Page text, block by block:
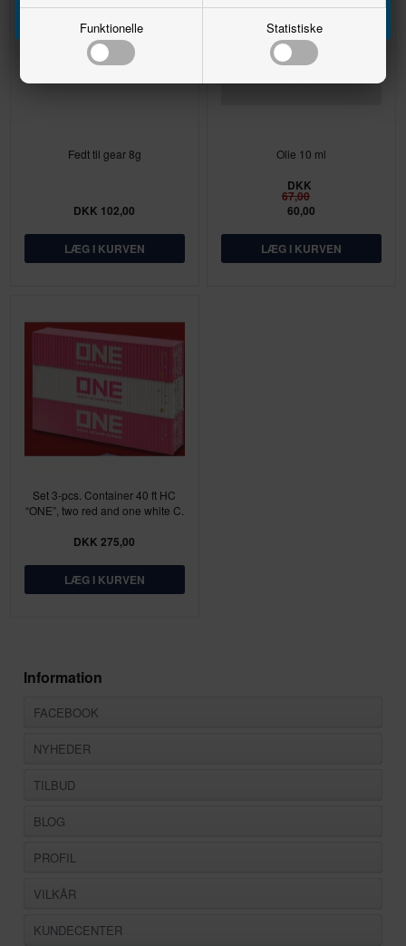
Funktionelle Statistiske
Fedt til gear 8g
DKK 102,00
Olie 10 ml
DKK
67,00
60,00
Set 3-pcs. Container 40 ft HC
“ONE”, two red and one white C.
DKK 275,00
Information
FACEBOOK
NYHEDER
TILBUD
BLOG
PROFIL
VILKÅR
KUNDECENTER